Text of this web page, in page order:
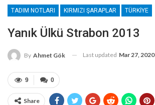
TADIM NOTLARI KIRMIZI ŞARAPLAR TÜRKIYE
Yanık Ülkü Strabon 2013
By Ahmet Gök Last updated Mar 27, 2020
0
9
Share